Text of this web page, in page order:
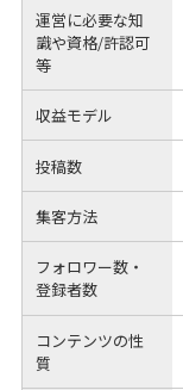
運営に必要な知
識や資格/許認可
等
収益モデル
投稿数
集客方法
フォロワー数・
登録者数
コンテンツの性
質